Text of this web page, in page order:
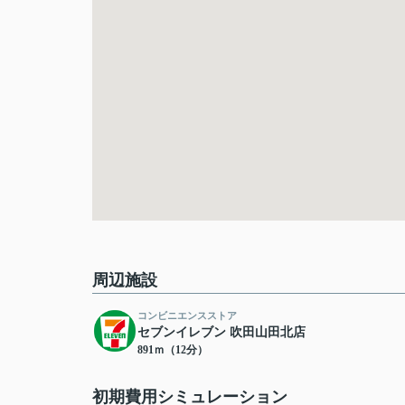
周辺施設
コンビニエンスストア
セブンイレブン 吹田山田北店
891ｍ（12分）
初期費用シミュレーション